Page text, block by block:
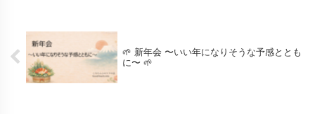
🌱 新年会 〜いい年になりそうな予感ととも
に〜 🌱